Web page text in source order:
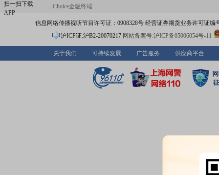
扫一扫下载
APP
Choice金融终端
信息网络传播视听节目许可证：0908328号 经营证券期货业务许可证编
沪ICP证:沪B2-20070217 网站备案号:沪ICP备05006054号-11
关于我们 可持续发展 广告服务 供应商平台